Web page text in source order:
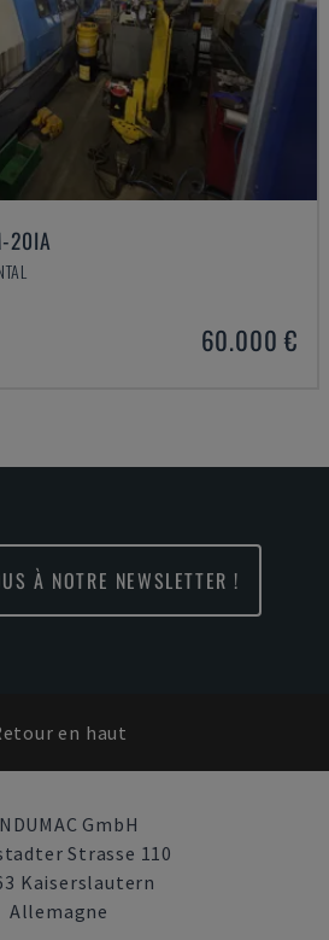
20IA
60.000 €
À NOTRE NEWSLETTER !
en haut
GmbH
Strasse 110
Kaiserslautern
Allemagne